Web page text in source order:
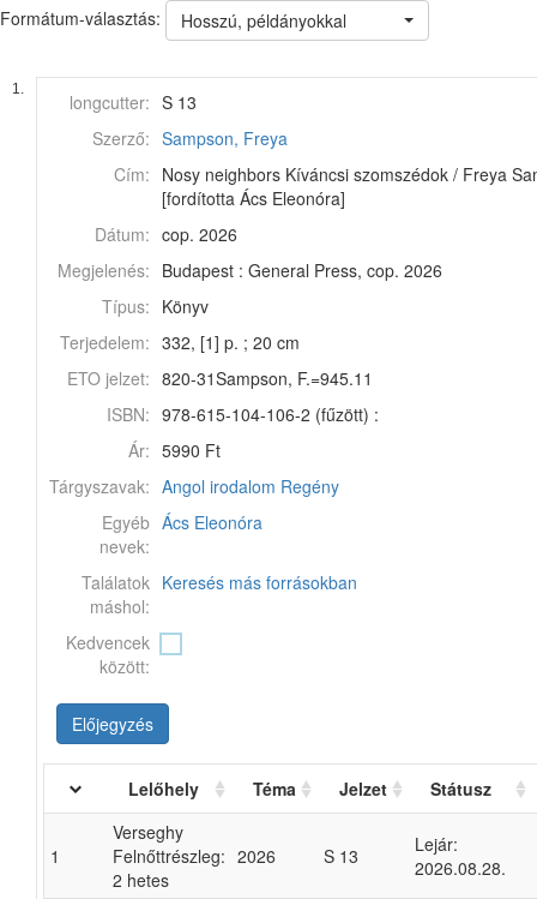
Formátum-választás: Hosszú, példányokkal
1.
longcutter: S 13
Szerző: Sampson, Freya
Cím: Nosy neighbors Kíváncsi szomszédok / Freya
[fordította Ács Eleonóra]
Dátum: cop. 2026
Megjelenés: Budapest : General Press, cop. 2026
Típus: Könyv
Terjedelem: 332, [1] p. ; 20 cm
ETO jelzet: 820-31Sampson, F.=945.11
ISBN: 978-615-104-106-2 (fűzött) :
Ár: 5990 Ft
Tárgyszavak: Angol irodalom Regény
Egyéb
nevek:
Ács Eleonóra
Találatok
máshol:
Keresés más forrásokban
Kedvencek
között:
Előjegyzés
Lelőhely Téma Jelzet Státusz
1
Verseghy
Felnőttrészleg:
2 hetes
2026 S 13
Lejár:
2026.08.28.